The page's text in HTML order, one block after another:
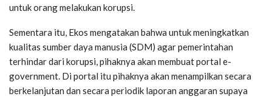
untuk orang melakukan korupsi.
Sementara itu, Ekos mengatakan bahwa untuk meningkatkan
kualitas sumber daya manusia (SDM) agar pemerintahan
terhindar dari korupsi, pihaknya akan membuat portal e-
government. Di portal itu pihaknya akan menampilkan secara
berkelanjutan dan secara periodik laporan anggaran supaya